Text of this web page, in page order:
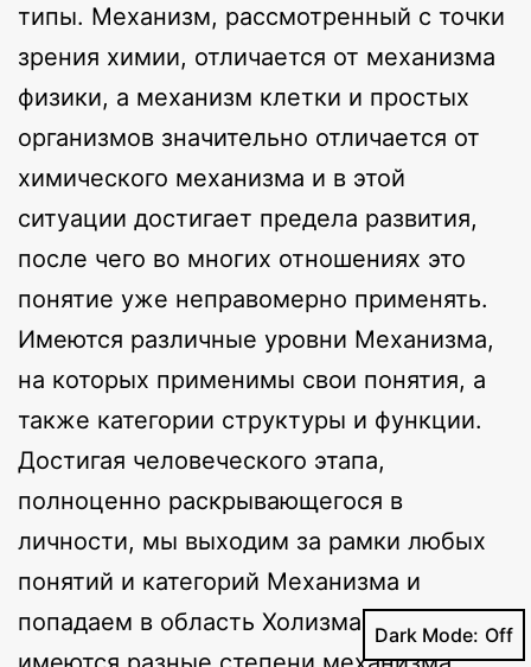
типы. Механизм, рассмотренный с точки
зрения химии, отличается от механизма
физики, а механизм клетки и простых
организмов значительно отличается от
химического механизма и в этой
ситуации достигает предела развития,
после чего во многих отношениях это
понятие уже неправомерно применять.
Имеются различные уровни Механизма,
на которых применимы свои понятия, а
также категории структуры и функции.
Достигая человеческого этапа,
полноценно раскрывающегося в
личности, мы выходим за рамки любых
понятий и категорий Механизма и
попадаем в область Холизма. Итак,
Dark Mode: